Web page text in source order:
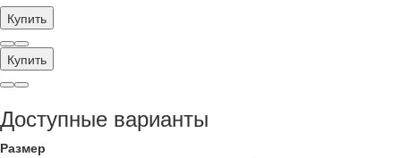
Купить
Купить
Доступные варианты
Размер